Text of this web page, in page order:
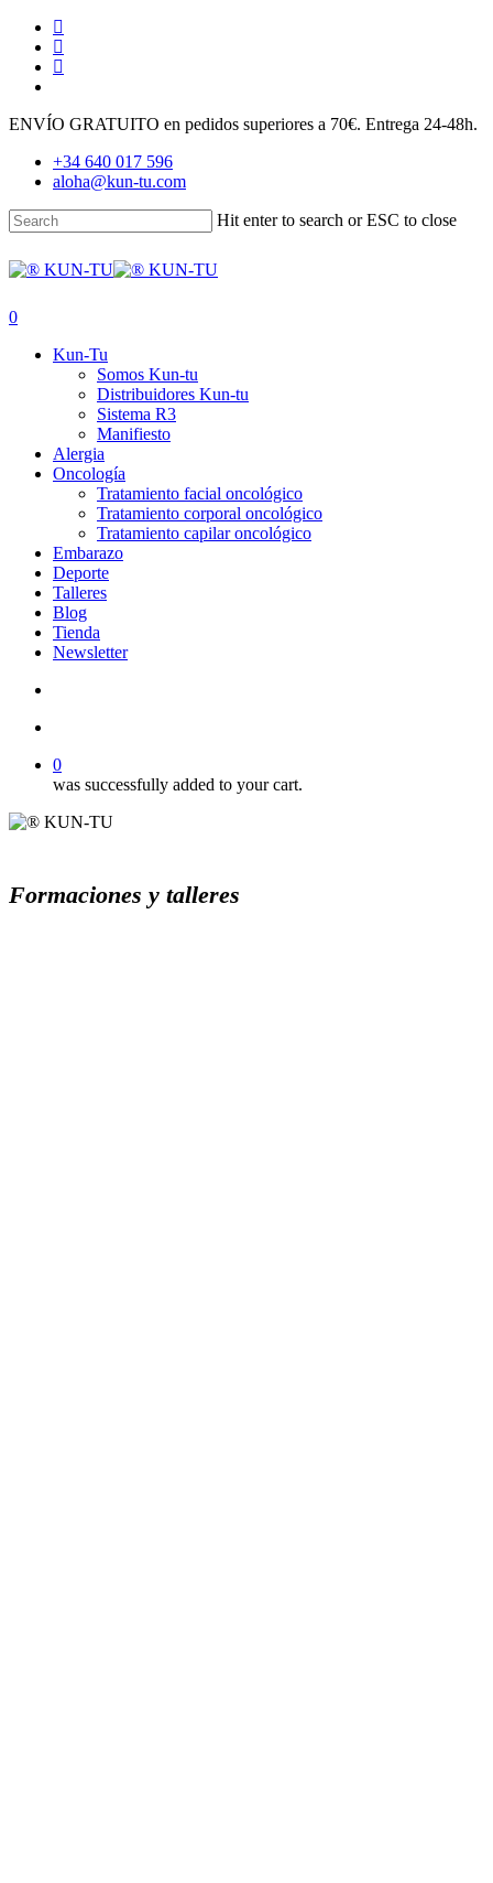
Skip
main
content
facebook
youtube
instagram
ENVÍO GRATUITO en pedidos superiores a 70€. Entrega 24-48h.
+34 640 017 596
aloha@kun-tu.com
Hit enter to search or ESC to close
Close
search
account
0
Kun-Tu
Somos Kun-tu
Distribuidores Kun-tu
Sistema R3
Manifiesto
Alergia
Oncología
Tratamiento facial oncológico
Tratamiento corporal oncológico
Tratamiento capilar oncológico
Embarazo
Deporte
Talleres
Blog
Tienda
Newsletter
0
was successfully added to your cart.
Formaciones y talleres